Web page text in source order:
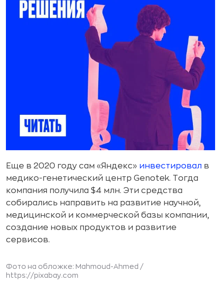
Еще в 2020 году сам «Яндекс» инвестировал в
медико-генетический центр Genotek. Тогда
компания получила $4 млн. Эти средства
собирались направить на развитие научной,
медицинской и коммерческой базы компании,
создание новых продуктов и развитие
сервисов.
Фото на обложке: Mahmoud-Ahmed /
https://pixabay.com